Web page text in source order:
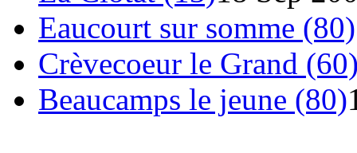
Eaucourt sur somme (80)
Crèvecoeur le Grand
Beaucamps le jeune (80)